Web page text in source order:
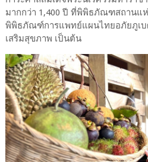
มากกว่า 1,400 ปี ที่พิพิธภัณฑสถานแ
พิพิธภัณฑ์การแพทย์แผนไทยอภัยภูเบ
เสริมสุขภาพ เป็นต้น